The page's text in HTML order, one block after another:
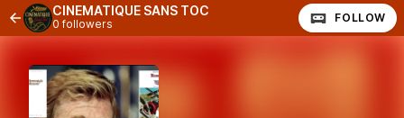
CINEMATIQUE SANS TOC
0 followers FOLLOW